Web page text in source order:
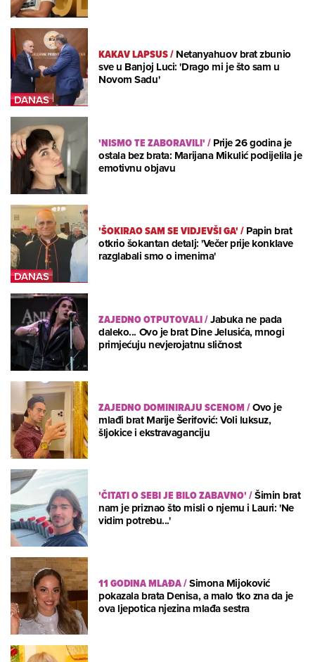
KAKAV LAPSUS/Netanyahuov brat zbunio
sve u Banjoj Luci: 'Drago mi je što sam u
Novom Sadu'
'NISMO TE ZABORAVILI'/Prije 26 godina je
ostala bez brata: Marijana Mikulić podijelila je
emotivnu objavu
'ŠOKIRAO SAM SE VIDJEVŠI GA'/Papin brat
otkrio šokantan detalj: 'Večer prije konklave
razglabali smo o imenima'
ZAJEDNO OTPUTOVALI/Jabuka ne pada
daleko... Ovo je brat Dine Jelusića, mnogi
primjećuju nevjerojatnu sličnost
ZAJEDNO DOMINIRAJU SCENOM/Ovo je
mlađi brat Marije Šerifović: Voli luksuz,
šljokice i ekstravaganciju
'ČITATI O SEBI JE BILO ZABAVNO'/Šimin brat
nam je priznao što misli o njemu i Lauri: 'Ne
vidim potrebu...'
11 GODINA MLAĐA/Simona Mijoković
pokazala brata Denisa, a malo tko zna da je
ova ljepotica njezina mlađa sestra